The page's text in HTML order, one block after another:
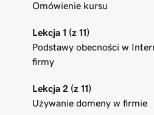
Omówienie kursu
Lekcja 1 (z 11)
Podstawy obecności w
firmy
Lekcja 2 (z 11)
Używanie domeny w firmie